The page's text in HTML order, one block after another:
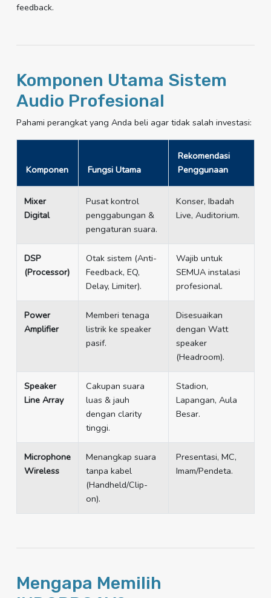
feedback.
Komponen Utama Sistem
Audio Profesional
Pahami perangkat yang Anda beli agar tidak salah investasi:
Komponen Fungsi Utama
Rekomendasi
Penggunaan
Mixer
Digital
Pusat kontrol
penggabungan &
pengaturan suara.
Konser, Ibadah
Live, Auditorium.
DSP
(Processor)
Otak sistem (Anti-
Feedback, EQ,
Delay, Limiter).
Wajib untuk
SEMUA instalasi
profesional.
Power
Amplifier
Memberi tenaga
listrik ke speaker
pasif.
Disesuaikan
dengan Watt
speaker
(Headroom).
Speaker
Line Array
Cakupan suara
luas & jauh
dengan clarity
tinggi.
Stadion,
Lapangan, Aula
Besar.
Microphone
Wireless
Menangkap suara
tanpa kabel
(Handheld/Clip-
on).
Presentasi, MC,
Imam/Pendeta.
Mengapa Memilih